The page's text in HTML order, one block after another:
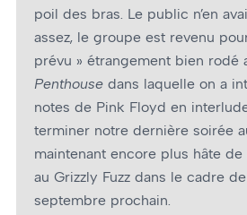
poil des bras. Le public n’en
assez, le groupe est revenu
prévu » étrangement bien rodé
Penthouse dans laquelle on a
notes de Pink Floyd en
terminer notre dernière soirée
maintenant encore plus hâte
au Grizzly Fuzz dans le cadre
septembre prochain.